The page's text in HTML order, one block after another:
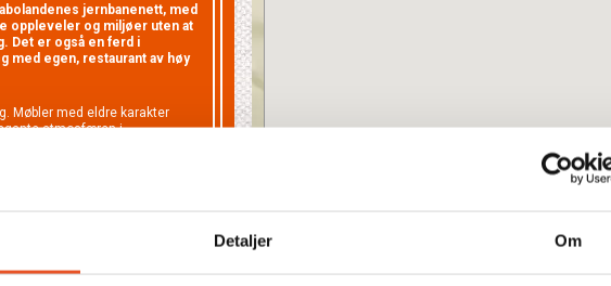
Detaljer Om
jernbanenett, med
oppleveler og miljøer uten at
Det er også en ferd i
med egen, restaurant av høy
et utmerket komplement for
en av Jambo Tours